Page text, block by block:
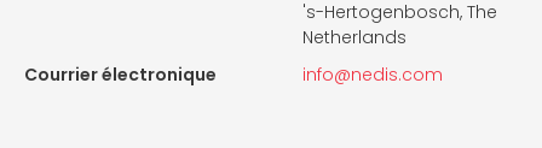
's-Hertogenbosch, The
Netherlands
Courrier électronique
info@nedis.com